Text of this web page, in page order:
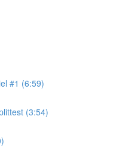
#1 (6:59)
(3:54)